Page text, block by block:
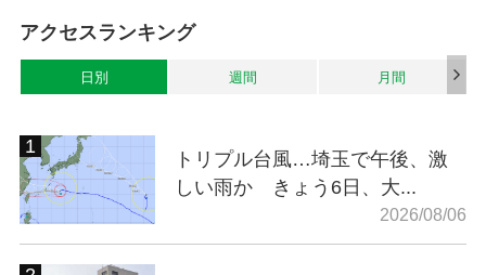
アクセスランキング
日別 週間 月間
トリプル台風…埼玉で午後、激
しい雨か きょう6日、大...
2026/08/06